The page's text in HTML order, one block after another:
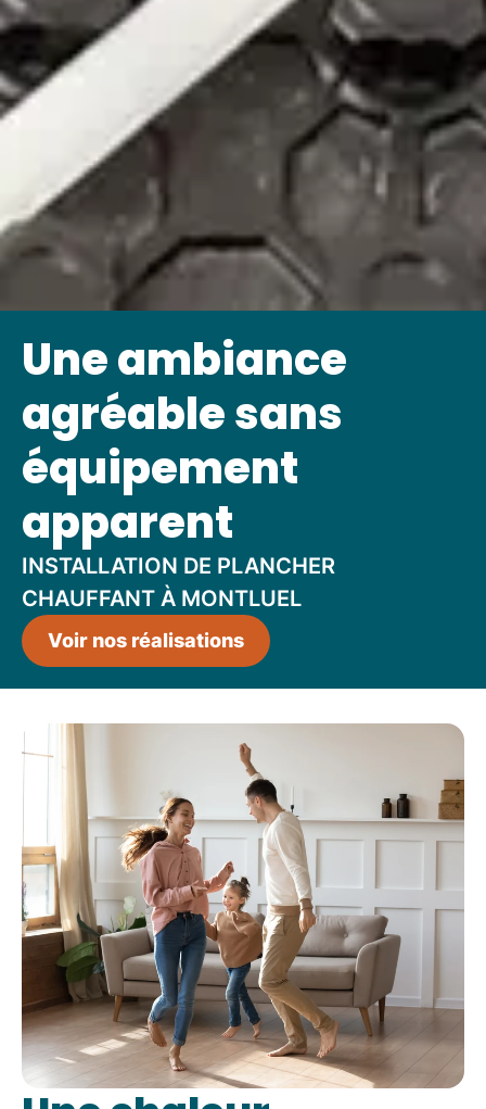
INSTALLATION DE PLANCHER
CHAUFFANT À MONTLUEL
Une ambiance
agréable sans
équipement
apparent
Voir nos réalisations